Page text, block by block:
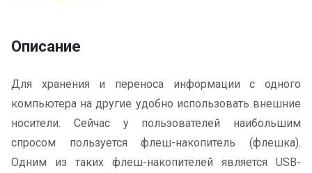
Описание
Для хранения и переноса информации с одного
компьютера на другие удобно использовать внешние
носители. Сейчас у пользователей наибольшим
спросом пользуется флеш-накопитель (флешка).
Одним из таких флеш-накопителей является USB-